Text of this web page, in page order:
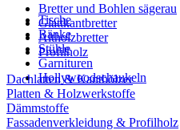
Tische
Bänke
Stühle
Garnituren
Hollywoodschaukeln
Bretter und Bohlen sägerau
Glattkantbretter
Altholzbretter
Profilholz
Dachlatten & Kanthölzer
Platten & Holzwerkstoffe
Dämmstoffe
Fassadenverkleidung & Profilholz